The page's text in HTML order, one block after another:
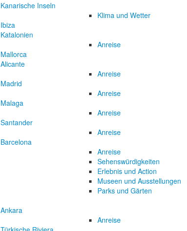
Kanarische Inseln
Klima und Wetter
Ibiza
Katalonien
Anreise
Mallorca
Alicante
Anreise
Madrid
Anreise
Malaga
Anreise
Santander
Anreise
Barcelona
Anreise
Sehenswürdigkeiten
Erlebnis und Action
Museen und Ausstellungen
Parks und Gärten
Ankara
Anreise